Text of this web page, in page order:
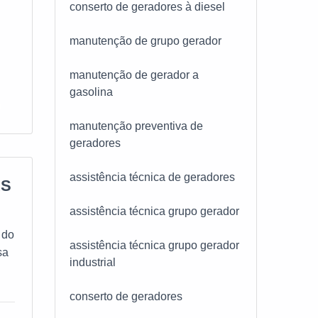
conserto de geradores à diesel
manutenção de grupo gerador
manutenção de gerador a
gasolina
manutenção preventiva de
geradores
assistência técnica de geradores
assistência técnica grupo gerador
assistência técnica grupo gerador
industrial
conserto de geradores